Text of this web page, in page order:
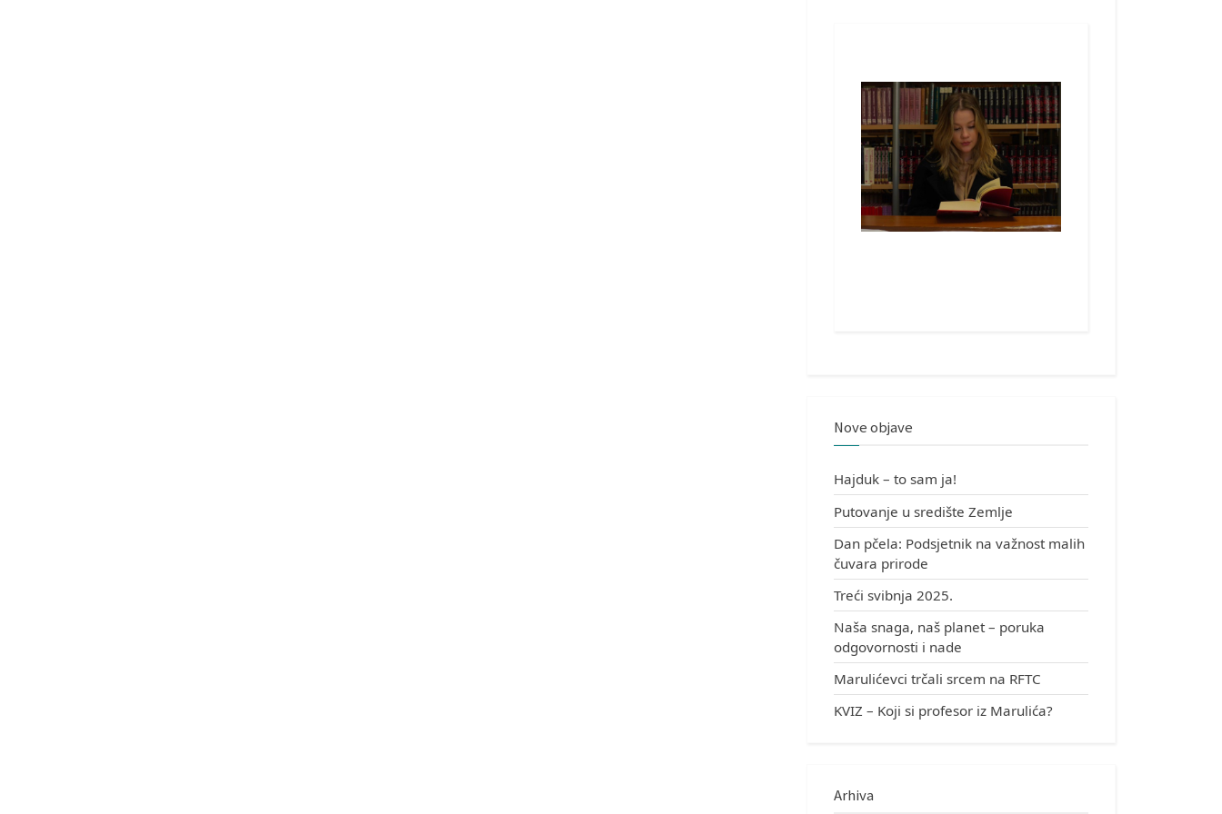
Nove objave
Hajduk – to sam ja!
Putovanje u središte Zemlje
Dan pčela: Podsjetnik na važnost malih
čuvara prirode
Treći svibnja 2025.
Naša snaga, naš planet – poruka
odgovornosti i nade
Marulićevci trčali srcem na RFTC
KVIZ – Koji si profesor iz Marulića?
Arhiva